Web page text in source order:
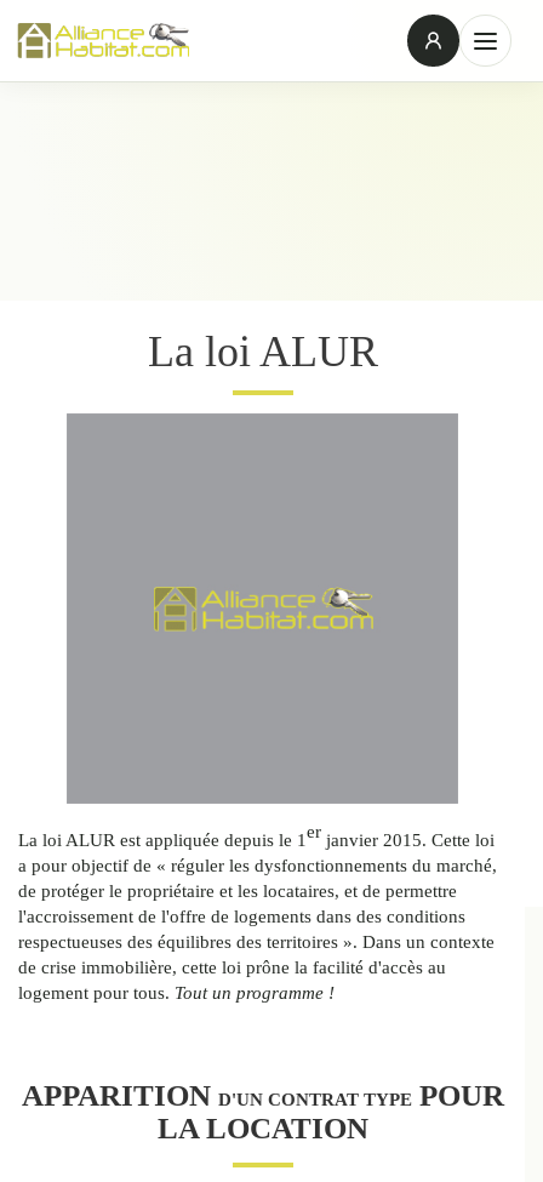
La loi ALUR
La loi ALUR est appliquée depuis le 1er janvier 2015. Cette loi
a pour objectif de « réguler les dysfonctionnements du marché,
de protéger le propriétaire et les locataires, et de permettre
l'accroissement de l'offre de logements dans des conditions
respectueuses des équilibres des territoires ». Dans un contexte
de crise immobilière, cette loi prône la facilité d'accès au
logement pour tous. Tout un programme !
APPARITION D'UN CONTRAT TYPEPOUR
LA LOCATION